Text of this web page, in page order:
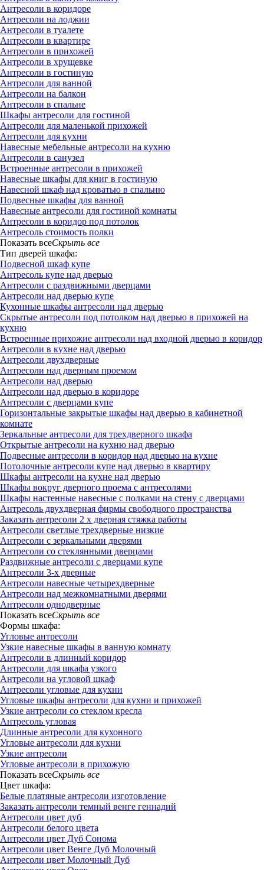
Антресоли в коридоре
Антресоли на лоджии
Антресоли в туалете
Антресоли в квартире
Антресоли в прихожей
Антресоли в хрущевке
Антресоли в гостиную
Антресоли для ванной
Антресоли на балкон
Антресоли в спальне
Шкафы антресоли для гостиной
Антресоли для маленькой прихожей
Антресоли для кухни
Навесные мебельные антресоли на кухню
Антресоли в санузел
Встроенные антресоли в прихожей
Навесные шкафы для книг в гостиную
Навесной шкаф над кроватью в спальню
Подвесные шкафы для ванной
Навесные антресоли для гостиной комнаты
Антресоли в коридор под потолок
Антресоль стоимость полки
Показать всеСкрыть все
Тип дверей шкафа:
Подвесной шкаф купе
Антресоль купе над дверью
Антресоли с раздвижными дверцами
Антресоли над дверью купе
Кухонные шкафы антресоли над дверью
Скрытые антресоли под потолком над дверью в прихожей на
кухню
Встроенные прихожие антресоли над входной дверью в коридор
Антресоли в кухне над дверью
Антресоли двухдверные
Антресоли над дверным проемом
Антресоли над дверью
Антресоли над дверью в коридоре
Антресоли с дверцами купе
Горизонтальные закрытые шкафы над дверью в кабинетной
комнате
Зеркальные антресоли для трехдверного шкафа
Открытые антресоли на кухню над дверью
Подвесные антресоли в коридор над дверью на кухне
Потолочные антресоли купе над дверью в квартиру
Шкафы антресоли на кухне над дверью
Шкафы вокруг дверного проема с антресолями
Шкафы настенные навесные с полками на стену с дверцами
Антресоль двухдверная фирмы свободного пространства
Заказать антресоли 2 х дверная стяжка работы
Антресоли светлые трехдверные низкие
Антресоли с зеркальными дверями
Антресоли со стеклянными дверцами
Раздвижные антресоли с дверцами купе
Антресоли 3-х дверные
Антресоли навесные четырехдверные
Антресоли над межкомнатными дверями
Антресоли однодверные
Показать всеСкрыть все
Формы шкафа:
Угловые антресоли
Узкие навесные шкафы в ванную комнату
Антресоли в длинный коридор
Антресоли для шкафа узкого
Антресоли на угловой шкаф
Антресоли угловые для кухни
Угловые шкафы антресоли для кухни и прихожей
Узкие антресоли со стеклом кресла
Антресоль угловая
Длинные антресоли для кухонного
Угловые антресоли для кухни
Узкие антресоли
Угловые антресоли в прихожую
Показать всеСкрыть все
Цвет шкафа:
Белые платяные антресоли изготовление
Заказать антресоли темный венге геннадий
Антресоли цвет дуб
Антресоли белого цвета
Антресоли цвет Дуб Сонома
Антресоли цвет Венге Дуб Молочный
Антресоли цвет Молочный Дуб